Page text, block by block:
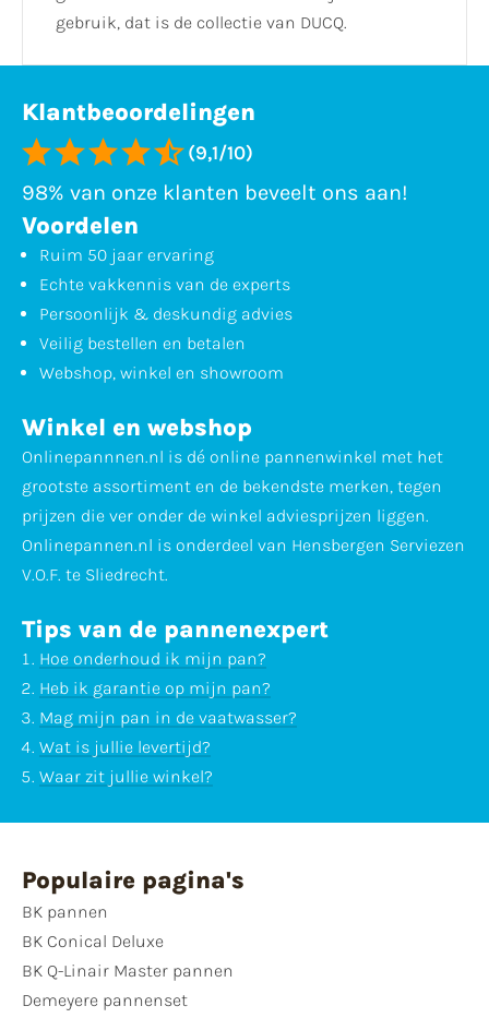
gebruik, dat is de collectie van DUCQ.
Klantbeoordelingen
(9,1/10)
98% van onze klanten beveelt ons aan!
Voordelen
Ruim 50 jaar ervaring
Echte vakkennis van de experts
Persoonlijk & deskundig advies
Veilig bestellen en betalen
Webshop, winkel en showroom
Winkel en webshop
Onlinepannnen.nl is dé online pannenwinkel met het
grootste assortiment en de bekendste merken, tegen
prijzen die ver onder de winkel adviesprijzen liggen.
Onlinepannen.nl is onderdeel van Hensbergen Serviezen
V.O.F. te Sliedrecht.
Tips van de pannenexpert
Hoe onderhoud ik mijn pan?
Heb ik garantie op mijn pan?
Mag mijn pan in de vaatwasser?
Wat is jullie levertijd?
Waar zit jullie winkel?
Populaire pagina's
BK pannen
BK Conical Deluxe
BK Q-Linair Master pannen
Demeyere pannenset